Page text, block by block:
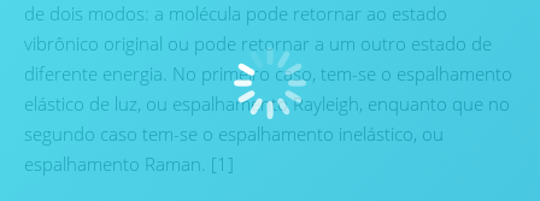
de dois modos: a molécula pode retornar ao estado
vibrônico original ou pode retornar a um outro estado de
diferente energia. No primeiro caso, tem-se o espalhamento
elástico de luz, ou espalhamento Rayleigh, enquanto que no
segundo caso tem-se o espalhamento inelástico, ou
espalhamento Raman. [1]